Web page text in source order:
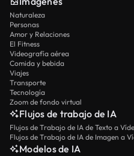
Naturaleza
Personas
Amor y Relaciones
El Fitness
Videografía aérea
Comida y bebida
Viajes
Transporte
Tecnología
Zoom de fondo virtual
Flujos de trabajo de IA
Flujos de Trabajo de IA de Texto a
Flujos de Trabajo de IA de Imagen a
Modelos de IA